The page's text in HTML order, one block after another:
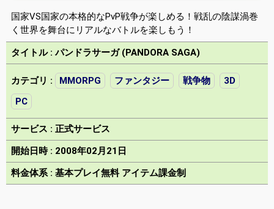
国家VS国家の本格的なPvP戦争が楽しめる！戦乱の陰謀渦巻
く世界を舞台にリアルなバトルを楽しもう！
タイトル : パンドラサーガ (PANDORA SAGA)
カテゴリ : MMORPG ファンタジー 戦争物
3D
PC
サービス : 正式サービス
開始日時 : 2008年02月21日
料金体系 : 基本プレイ無料 アイテム課金制